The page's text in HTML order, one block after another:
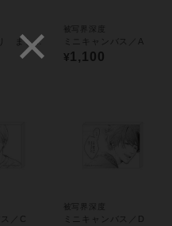
CDケース入り ましかくカードセット
被写界深度
ミニキャンバス／A
¥1,100
／C
被写界深度
ミニキャンバス／D